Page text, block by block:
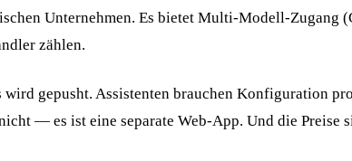
Unternehmen. Es bietet Multi-Modell-Zugang
zählen.
gepusht. Assistenten brauchen Konfiguration pro
— es ist eine separate Web-App. Und die Preise